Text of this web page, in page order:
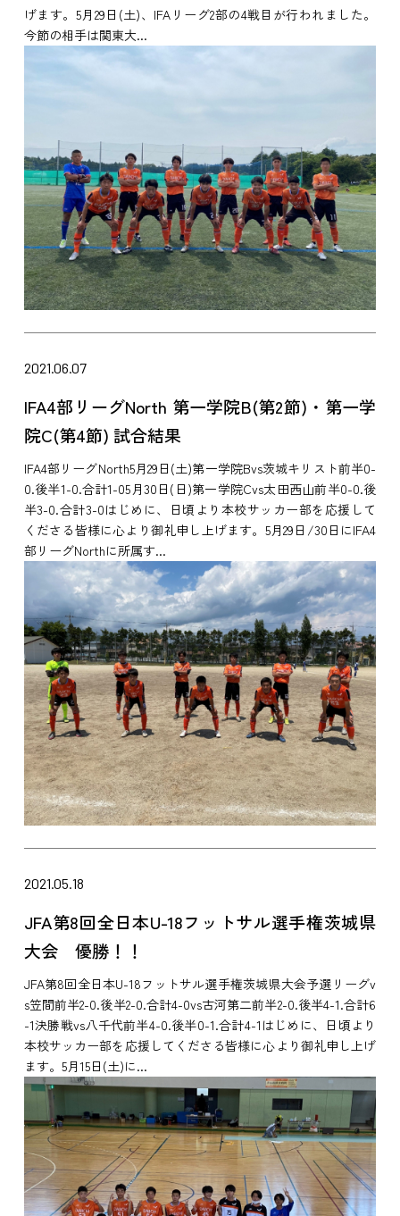
げます。5月29日(土)、IFAリーグ2部の4戦目が行われました。
今節の相手は関東大...
2021.06.07
IFA4部リーグNorth 第一学院B(第2節)・第一学
院C(第4節) 試合結果
IFA4部リーグNorth5月29日(土)第一学院Bvs茨城キリスト前半0-
0.後半1-0.合計1-05月30日(日)第一学院Cvs太田西山前半0-0.後
半3-0.合計3-0はじめに、日頃より本校サッカー部を応援して
くださる皆様に心より御礼申し上げます。5月29日/30日にIFA4
部リーグNorthに所属す...
2021.05.18
JFA第8回全日本U-18フットサル選手権茨城県
大会 優勝！！
JFA第8回全日本U-18フットサル選手権茨城県大会予選リーグv
s笠間前半2-0.後半2-0.合計4-0vs古河第二前半2-0.後半4-1.合計6
-1決勝戦vs八千代前半4-0.後半0-1.合計4-1はじめに、日頃より
本校サッカー部を応援してくださる皆様に心より御礼申し上げ
ます。5月15日(土)に...